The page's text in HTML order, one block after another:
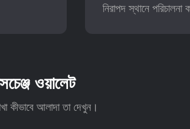
নিরাপদ স্থানে
ওয়ালেট
কীভাবে আলাদা তা দেখুন।